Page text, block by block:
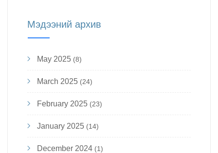
Мэдээний архив
May 2025 (8)
March 2025 (24)
February 2025 (23)
January 2025 (14)
December 2024 (1)